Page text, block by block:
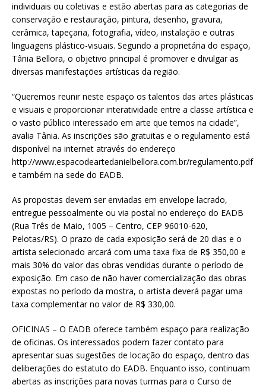
individuais ou coletivas e estão abertas para as categorias de
conservação e restauração, pintura, desenho, gravura,
cerâmica, tapeçaria, fotografia, vídeo, instalação e outras
linguagens plástico-visuais. Segundo a proprietária do espaço,
Tânia Bellora, o objetivo principal é promover e divulgar as
diversas manifestações artísticas da região.
“Queremos reunir neste espaço os talentos das artes plásticas
e visuais e proporcionar interatividade entre a classe artística e
o vasto público interessado em arte que temos na cidade”,
avalia Tânia. As inscrições são gratuitas e o regulamento está
disponível na internet através do endereço
http://www.espacodeartedanielbellora.com.br/regulamento.pdf
e também na sede do EADB.
As propostas devem ser enviadas em envelope lacrado,
entregue pessoalmente ou via postal no endereço do EADB
(Rua Três de Maio, 1005 – Centro, CEP 96010-620,
Pelotas/RS). O prazo de cada exposição será de 20 dias e o
artista selecionado arcará com uma taxa fixa de R$ 350,00 e
mais 30% do valor das obras vendidas durante o período de
exposição. Em caso de não haver comercialização das obras
expostas no período da mostra, o artista deverá pagar uma
taxa complementar no valor de R$ 330,00.
OFICINAS – O EADB oferece também espaço para realização
de oficinas. Os interessados podem fazer contato para
apresentar suas sugestões de locação do espaço, dentro das
deliberações do estatuto do EADB. Enquanto isso, continuam
abertas as inscrições para novas turmas para o Curso de